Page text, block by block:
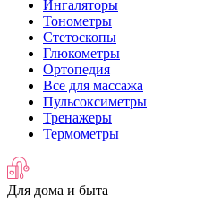
Ингаляторы
Тонометры
Стетоскопы
Глюкометры
Ортопедия
Все для массажа
Пульсоксиметры
Тренажеры
Термометры
Для дома и быта